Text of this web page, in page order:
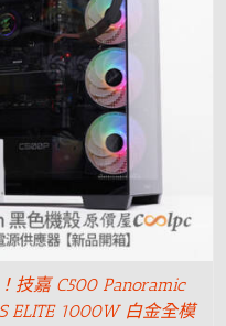
技嘉 C500 Panoramic
ELITE 1000W 白金全模